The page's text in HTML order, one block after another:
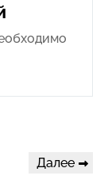
Следующая
Далее